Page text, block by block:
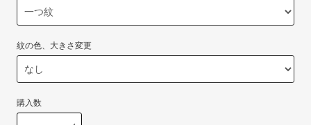
紋の色、大きさ変更
購入数